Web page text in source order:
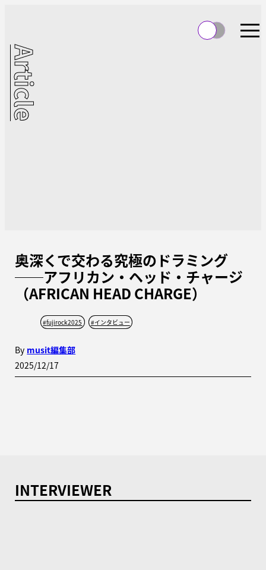
Article
奥深くで交わる究極のドラミング
──アフリカン・ヘッド・チャージ
（AFRICAN HEAD CHARGE）
#fujirock2025 #インタビュー
By musit編集部
2025/12/17
INTERVIEWER